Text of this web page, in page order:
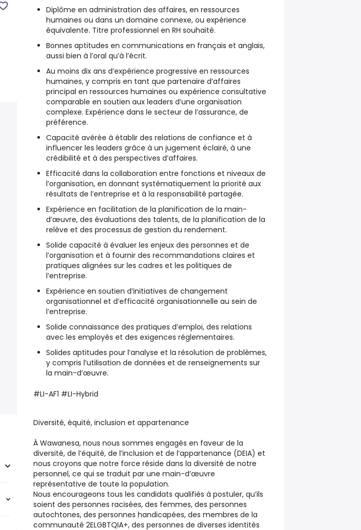
Diplôme en administration des affaires, en ressources
humaines ou dans un domaine connexe, ou expérience
équivalente. Titre professionnel en RH souhaité.
Bonnes aptitudes en communications en français et anglais,
aussi bien à l’oral qu’à l’écrit.
Au moins dix ans d’expérience progressive en ressources
humaines, y compris en tant que partenaire d’affaires
principal en ressources humaines ou expérience consultative
comparable en soutien aux leaders d’une organisation
complexe. Expérience dans le secteur de l’assurance, de
préférence.
Capacité avérée à établir des relations de confiance et à
influencer les leaders grâce à un jugement éclairé, à une
crédibilité et à des perspectives d’affaires.
Efficacité dans la collaboration entre fonctions et niveaux de
l’organisation, en donnant systématiquement la priorité aux
résultats de l’entreprise et à la responsabilité partagée.
Expérience en facilitation de la planification de la main-
d’œuvre, des évaluations des talents, de la planification de la
relève et des processus de gestion du rendement.
Solide capacité à évaluer les enjeux des personnes et de
l’organisation et à fournir des recommandations claires et
pratiques alignées sur les cadres et les politiques de
l’entreprise.
Expérience en soutien d’initiatives de changement
organisationnel et d’efficacité organisationnelle au sein de
l’entreprise.
Solide connaissance des pratiques d’emploi, des relations
avec les employés et des exigences réglementaires.
Solides aptitudes pour l’analyse et la résolution de problèmes,
y compris l’utilisation de données et de renseignements sur
la main-d’œuvre.
#LI-AF1 #LI-Hybrid
Diversité, équité, inclusion et appartenance
À Wawanesa, nous nous sommes engagés en faveur de la
diversité, de l’équité, de l’inclusion et de l’appartenance (DEIA) et
nous croyons que notre force réside dans la diversité de notre
personnel, ce qui se traduit par une main-d’œuvre
représentative de toute la population.
Nous encourageons tous les candidats qualifiés à postuler, qu’ils
soient des personnes racisées, des femmes, des personnes
autochtones, des personnes handicapées, des membres de la
communauté 2ELGBTQIA+, des personnes de diverses identités